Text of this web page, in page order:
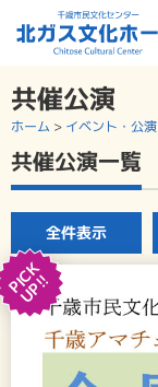
共催公演
ホーム > イベント・公演
共催公演一覧
全件表示
PICK
UP!!